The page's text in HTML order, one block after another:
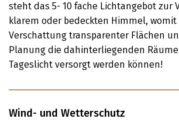
steht das 5- 10 fache Lichtangebot zur
klarem oder bedeckten Himmel,
Verschattung transparenter Flächen
Planung die dahinterliegenden
Tageslicht versorgt werden können!
Wind- und Wetterschutz